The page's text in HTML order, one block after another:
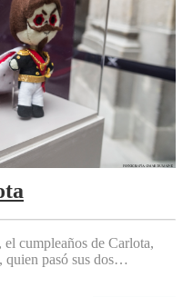
el cumpleaños de Carlota,
quien pasó sus dos…